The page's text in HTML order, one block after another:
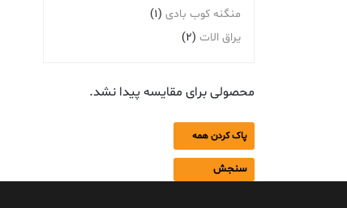
منگنه کوب بادی (1)
یراق الات (2)
محصولی برای مقایسه پیدا نشد.
پاک کردن همه
سنجش